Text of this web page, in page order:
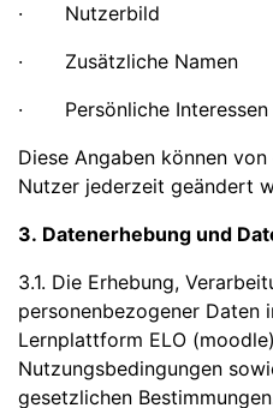
· Nutzerbild
· Zusätzliche Namen
· Persönliche Interessen
Diese Angaben können
Nutzer jederzeit geändert
3. Datenerhebung und
3.1. Die Erhebung,
personenbezogener Daten
Lernplattform ELO
Nutzungsbedingungen
gesetzlichen